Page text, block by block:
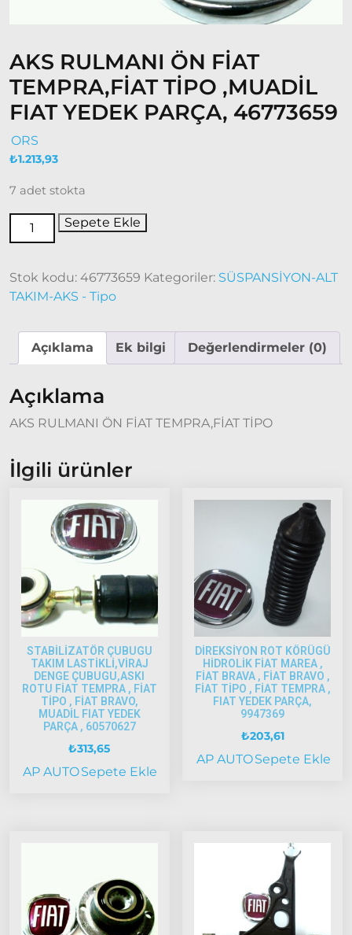
Ducato
1997-
2001
Modeller
2001 –
2006
Ducato
2014
Modeller
2015
Tipo &
Uno
Uno
Tempra
Fiat
Fullback
Palio
Palio
1997-
Palio
2002-
2005
Palio
2005
Model
ve Üstü
Albea
AKS RULMANI ÖN FİAT
TEMPRA,FİAT TİPO ,MUADİL
FIAT YEDEK PARÇA, 46773659
ORS
₺1.213,93
7 adet stokta
Sepete Ekle
Stok kodu: 46773659 Kategoriler: SÜSPANSİYON-ALT
TAKIM-AKS - Tipo
Açıklama Ek bilgi Değerlendirmeler (0)
Açıklama
AKS RULMANI ÖN FİAT TEMPRA,FİAT TİPO
İlgili ürünler
STABİLİZATÖR ÇUBUGU
TAKIM LASTİKLİ,VİRAJ
DENGE ÇUBUGU,ASKI
ROTU FİAT TEMPRA , FİAT
TİPO , FİAT BRAVO,
MUADİL FIAT YEDEK
PARÇA , 60570627
₺313,65
AP AUTOSepete Ekle
DİREKSİYON ROT KÖRÜGÜ
HİDROLİK FİAT MAREA ,
FİAT BRAVA , FİAT BRAVO ,
FİAT TİPO , FİAT TEMPRA ,
FIAT YEDEK PARÇA,
9947369
₺203,61
AP AUTOSepete Ekle